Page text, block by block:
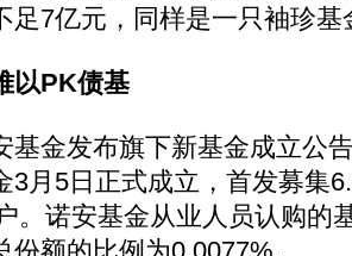
足7亿元，同样是一只袖珍基
以PK债基
金发布旗下新基金成立公
3月5日正式成立，首发募集
。诺安基金从业人员认购的